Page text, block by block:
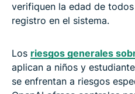
verifiquen la edad de
registro en el sistema.
Los riesgos generales
aplican a niños y
se enfrentan a riesgos